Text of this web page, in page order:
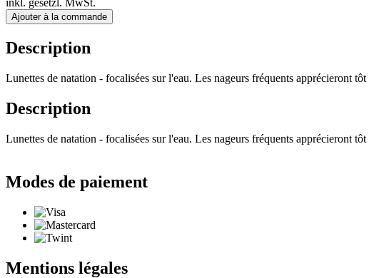
inkl. gesetzl. MwSt.
Ajouter à la commande
Description
Lunettes de natation - focalisées sur l'eau. Les nageurs fréquents apprécieront
Description
Lunettes de natation - focalisées sur l'eau. Les nageurs fréquents apprécieront
Modes de paiement
Mentions légales